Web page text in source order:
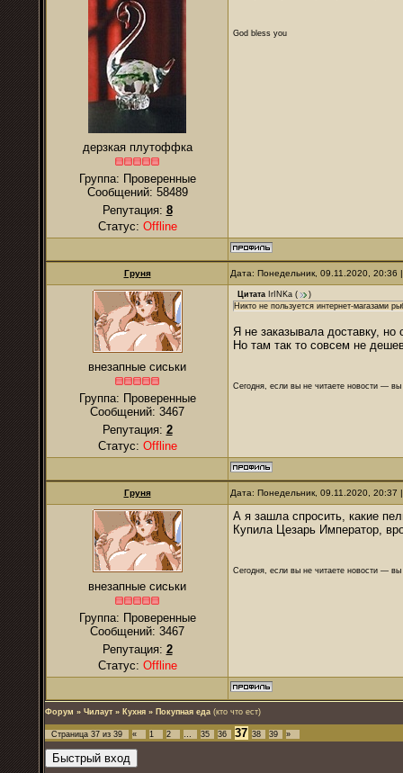
дерзкая плутоффка
Группа: Проверенные
Сообщений: 58489
Репутация: 8
Статус: Offline
God bless you
Груня Дата: Понедельник, 09.11.2020,
внезапные сиськи
Группа: Проверенные
Сообщений: 3467
Репутация: 2
Статус: Offline
Цитата IrINKa (
)
Никто не пользуется интернет-магазами
Я не заказывала доставку,
Но там так то совсем не
Сегодня, если вы не читаете новости —
Груня Дата: Понедельник, 09.11.2020,
внезапные сиськи
Группа: Проверенные
Сообщений: 3467
Репутация: 2
Статус: Offline
А я зашла спросить, какие
Купила Цезарь Император,
Сегодня, если вы не читаете новости —
Форум » Чилаут » Кухня » Покупная еда (кто что ест)
Страница 37 из 39 « 1 2 … 35 36 37 38 39 »